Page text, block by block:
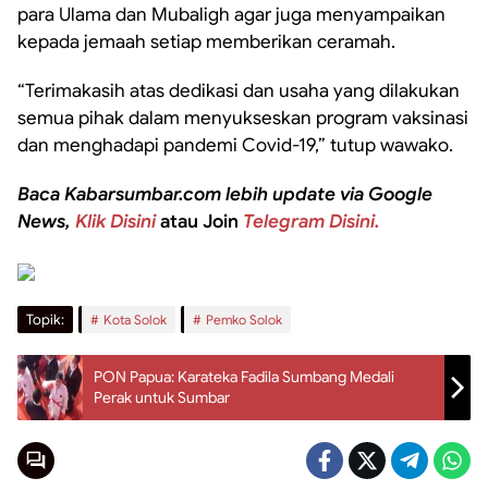
para Ulama dan Mubaligh agar juga menyampaikan
kepada jemaah setiap memberikan ceramah.
“Terimakasih atas dedikasi dan usaha yang dilakukan
semua pihak dalam menyukseskan program vaksinasi
dan menghadapi pandemi Covid-19,” tutup wawako.
Baca Kabarsumbar.com lebih update via Google
News, Klik Disiniatau Join Telegram Disini.
Topik: Kota Solok Pemko Solok
PON Papua: Karateka Fadila Sumbang Medali
Perak untuk Sumbar